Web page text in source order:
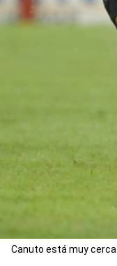
Canuto está muy cerca